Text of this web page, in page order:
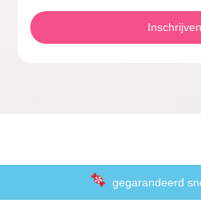
Inschrijven
gegarandeerd